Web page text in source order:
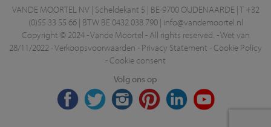
VANDE MOORTEL NV | Scheldekant 5 | BE-9700 OUDENAARDE | T +32
(0)55 33 55 66 | BTW BE 0432.038.790 | info@vandemoortel.nl
Copyright © 2024 - Vande Moortel - All rights reserved. -Wet van
28/11/2022 -Verkoopsvoorwaarden - Privacy Statement - Cookie Policy
- Cookie consent
Volg ons op